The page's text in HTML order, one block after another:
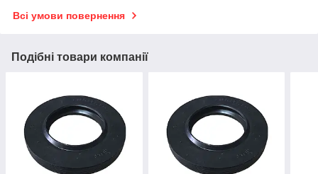
Всі умови повернення
Подібні товари компанії